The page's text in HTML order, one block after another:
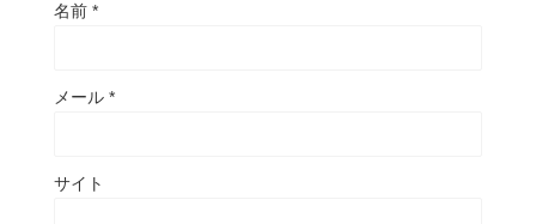
名前 *
メール *
サイト